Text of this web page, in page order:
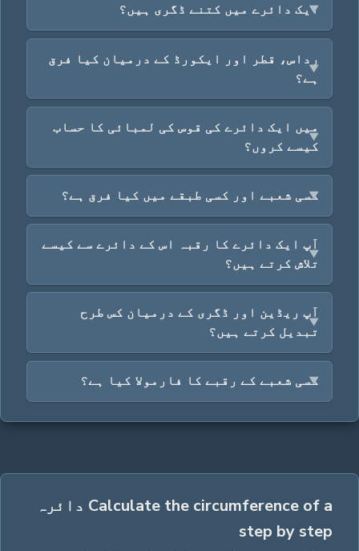
ایک دائرے میں کتنے ڈگری ہیں؟
رداس، قطر اور ایکورڈ کے درمیان کیا فرق
ہے؟
میں ایک دائرے کی قوس کی لمبائی کا حساب
کیسے کروں؟
کسی شعبے اور کسی طبقے میں کیا فرق ہے؟
آپ ایک دائرے کا رقبہ اس کے دائرے سے کیسے
تلاش کرتے ہیں؟
آپ ریڈین اور ڈگری کے درمیان کس طرح
تبدیل کرتے ہیں؟
کسی شعبے کے رقبے کا فارمولا کیا ہے؟
Calculate the circumference of a دائرہ
step by step